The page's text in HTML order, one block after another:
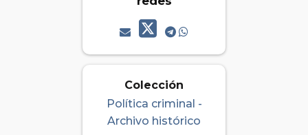
Colección
Política criminal -
Archivo histórico